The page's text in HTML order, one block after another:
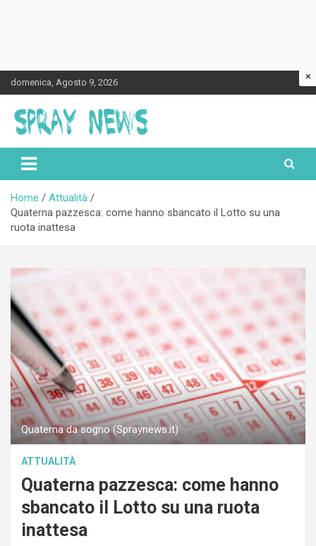
Skip
to
content
domenica, Agosto 9, 2026
Spraynews.it
Home
Attualità
Quaterna pazzesca: come hanno sbancato il Lotto su una
ruota inattesa
Quaterna da sogno (Spraynews.it)
ATTUALITÀ
Quaterna pazzesca: come hanno
sbancato il Lotto su una ruota
inattesa
×